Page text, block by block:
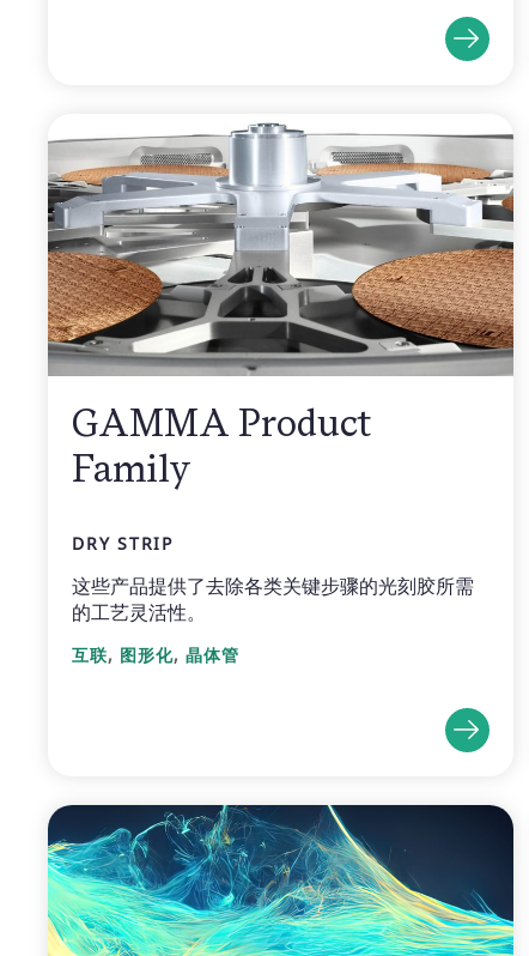
GAMMA Product
Family
DRY STRIP
这些产品提供了去除各类关键步骤的光刻胶所需
的工艺灵活性。
互联, 图形化,晶体管